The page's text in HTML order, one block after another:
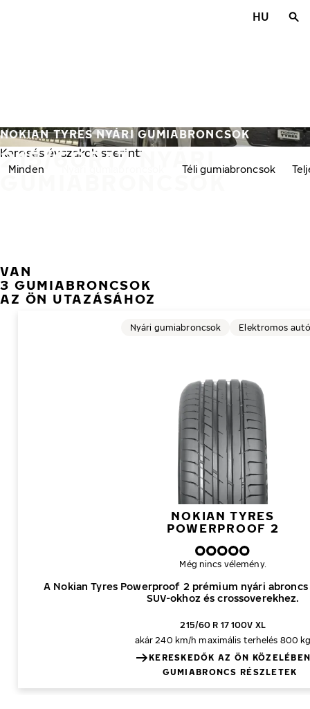
HU
215/60R17 NYÁRI
GUMIABRONCSOK
NOKIAN TYRES NYÁRI GUMIABRONCSOK
Keresés évszakok szerint:
Minden Téli gumiabroncsok
VAN
3 GUMIABRONCSOK
AZ ÖN UTAZÁSÁHOZ
NOKIAN TYRES
POWERPROOF 2
A Nokian Tyres Powerproof 2 prémium nyári
SUV-okhoz és crossoverekhez.
Nyári gumiabroncsok Elektromos
Még nincs vélemény.
215/60 R 17 100V XL
akár 240 km/h maximális terhelés 800
KERESKEDŐK AZ ÖN
GUMIABRONCS RÉSZLETEK